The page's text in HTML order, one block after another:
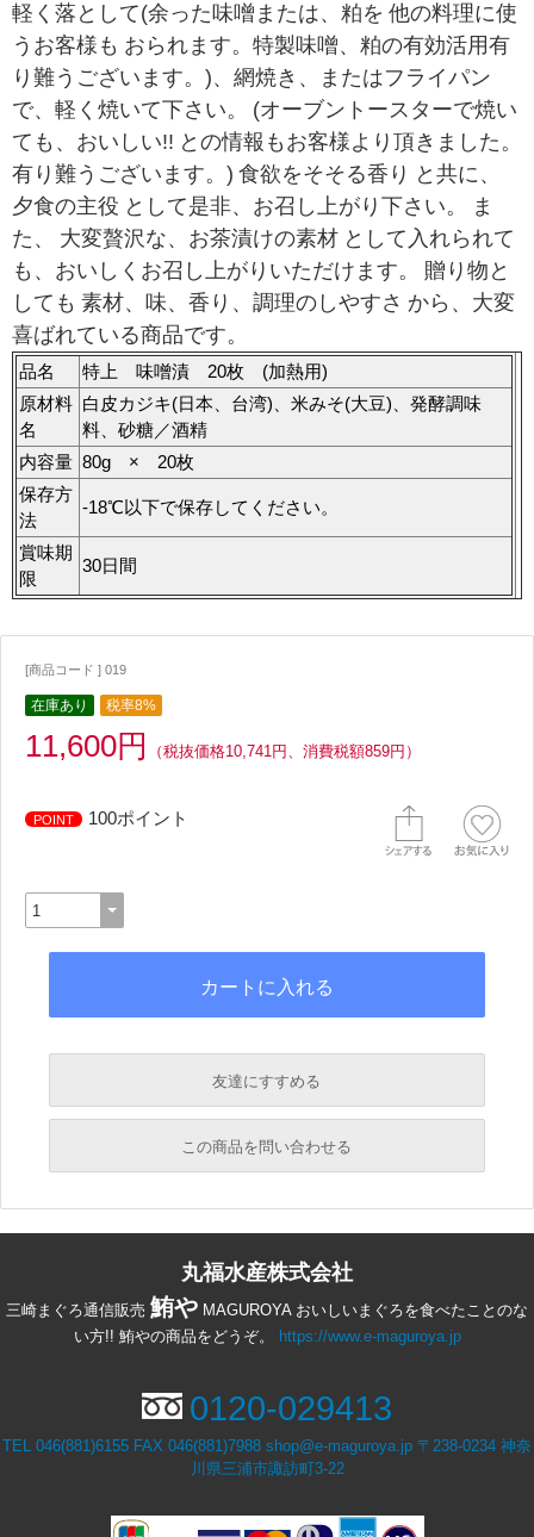
軽く落として(余った味噌または、粕を 他の料理に使
うお客様も おられます。特製味噌、粕の有効活用有
り難うございます。)、網焼き、またはフライパン
で、軽く焼いて下さい。 (オーブントースターで焼い
ても、おいしい!! との情報もお客様より頂きました。
有り難うございます。) 食欲をそそる香り と共に、
夕食の主役 として是非、お召し上がり下さい。
ま
た、
大変贅沢な、お茶漬けの素材 として入れられて
も、おいしくお召し上がりいただけます。
贈り物と
しても 素材、味、香り、調理のしやすさ から、大変
喜ばれている商品です。
品名
特上 味噌漬 20枚 (加熱用)
原材料
名
白皮カジキ(日本、台湾)、米みそ(大豆)、発酵調味
料、砂糖／酒精
内容量 80g × 20枚
保存方
法
-18℃以下で保存してください。
賞味期
限
30日間
[商品コード ] 019
在庫あり 税率8%
11,600円 （税抜価格10,741円、消費税額859円）
POINT 100ポイント
友達にすすめる
必須
必須
この商品を問い合わせる
必須
丸福水産株式会社
三崎まぐろ通信販売 鮪や MAGUROYA おいしいまぐろを食べたことのな
い方!! 鮪やの商品をどうぞ。
https://www.e-maguroya.jp
0120-029413
TEL 046(881)6155 FAX 046(881)7988 shop@e-maguroya.jp 〒238-0234 神奈
川県三浦市諏訪町3-22